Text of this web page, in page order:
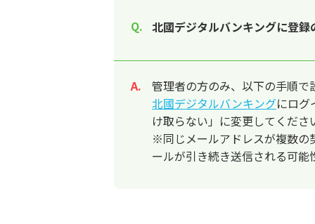
北國デジタルバンキングに登
回答
管理者の方のみ、以下の手順で
北國デジタルバンキングにログ
け取らない」に変更してくださ
※同じメールアドレスが複数の
ールが引き続き送信される可能